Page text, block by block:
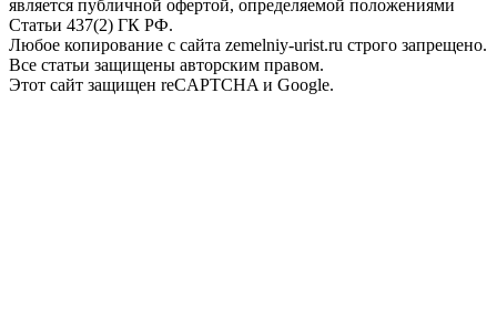
является публичной офертой, определяемой положениями
Статьи 437(2) ГК РФ.
Любое копирование с сайта zemelniy-urist.ru строго запрещено.
Все статьи защищены авторским правом.
Этот сайт защищен reCAPTCHA и Google.